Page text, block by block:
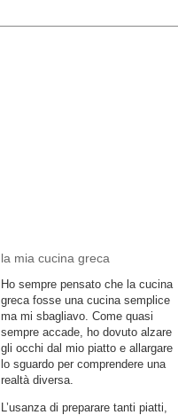
la mia cucina greca
Ho sempre pensato che la cucina
greca fosse una cucina semplice
ma mi sbagliavo. Come quasi
sempre accade, ho dovuto alzare
gli occhi dal mio piatto e allargare
lo sguardo per comprendere una
realtà diversa.
L’usanza di preparare tanti piatti,